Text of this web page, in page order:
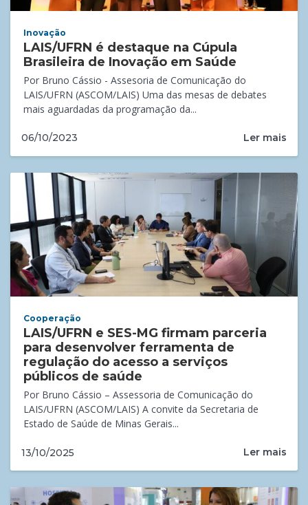
Inovação
LAIS/UFRN é destaque na Cúpula
Brasileira de Inovação em Saúde
Por Bruno Cássio - Assesoria de Comunicação do
LAIS/UFRN (ASCOM/LAIS) Uma das mesas de debates
mais aguardadas da programação da...
06/10/2023 Ler mais
Cooperação
LAIS/UFRN e SES-MG firmam parceria
para desenvolver ferramenta de
regulação do acesso a serviços
públicos de saúde
Por Bruno Cássio – Assessoria de Comunicação do
LAIS/UFRN (ASCOM/LAIS) A convite da Secretaria de
Estado de Saúde de Minas Gerais...
13/10/2025 Ler mais